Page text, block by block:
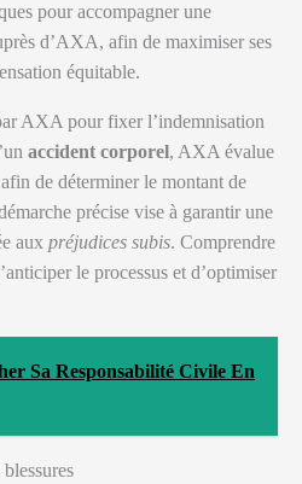
pour accompagner une
d’AXA, afin de maximiser ses
équitable.
AXA pour fixer l’indemnisation
accident corporel, AXA évalue
afin de déterminer le montant de
précise vise à garantir une
aux préjudices subis. Comprendre
le processus et d’optimiser
Sa Responsabilité Civile En